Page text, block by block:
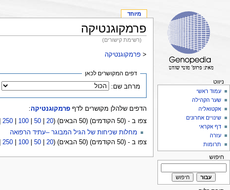
פרמקוגנטיקה
(רשימת קישורים)
< פרמקוגנטיקה
דפים המקושרים לכאן
מרחב שם:
הדפים שלהלן מקושרים לדף פרמקוגנטיקה:
צפו ב - (50 הקודמים) (50 הבאים) (
20
|
50
|
100
250
|
מחלות שכיחות של הגיל המבוגר –עתיד הרפואה
צפו ב - (50 הקודמים) (50 הבאים) (
20
|
50
|
100
250
|
מיוחד
ניווט
עמוד ראשי
שער הקהילה
אקטואליה
שינויים אחרונים
דף אקראי
עזרה
תרומות
חיפוש